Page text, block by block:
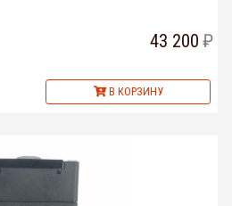
43 200
В КОРЗИНУ